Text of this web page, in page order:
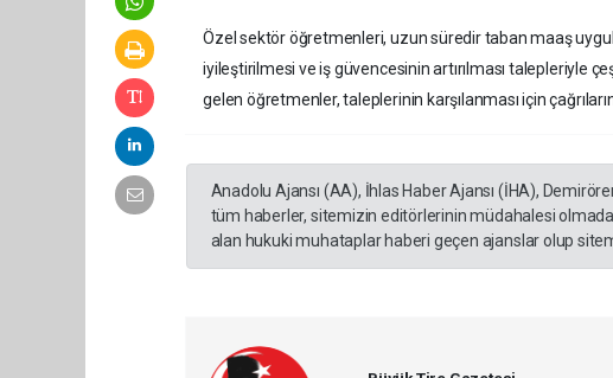
Özel sektör öğretmenleri, uzun süredir taban maaş
iyileştirilmesi ve iş güvencesinin artırılması talepleriyle
gelen öğretmenler, taleplerinin karşılanması için
Anadolu Ajansı (AA), İhlas Haber Ajansı (İHA),
tüm haberler, sitemizin editörlerinin müdahalesi
alan hukuki muhataplar haberi geçen ajanslar olup